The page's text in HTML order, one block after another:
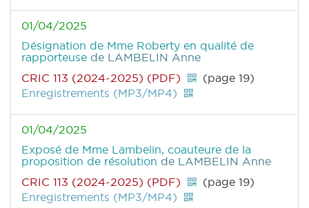
01/04/2025
Désignation de Mme Roberty en qualité de
rapporteuse de LAMBELIN Anne
CRIC 113 (2024-2025) (PDF)
(page 19)
Enregistrements (MP3/MP4)
01/04/2025
Exposé de Mme Lambelin, coauteure de la
proposition de résolution de LAMBELIN Anne
CRIC 113 (2024-2025) (PDF)
(page 19)
Enregistrements (MP3/MP4)